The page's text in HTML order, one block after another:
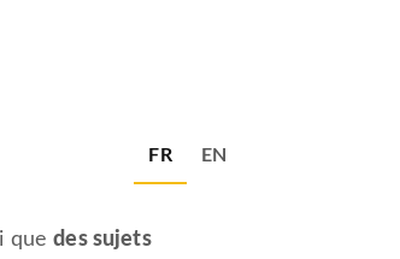
FR EN
quedes sujets